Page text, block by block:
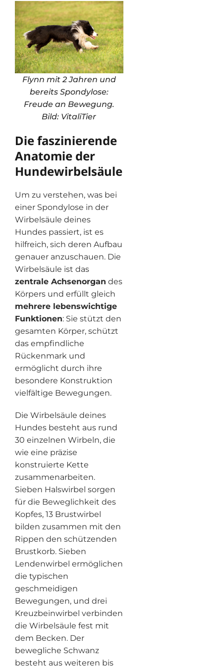
Flynn mit 2 Jahren und
bereits Spondylose:
Freude an Bewegung.
Bild: VitaliTier
Die faszinierende
Anatomie der
Hundewirbelsäule
Um zu verstehen, was bei
einer Spondylose in der
Wirbelsäule deines
Hundes passiert, ist es
hilfreich, sich deren Aufbau
genauer anzuschauen. Die
Wirbelsäule ist das
zentrale Achsenorgan des
Körpers und erfüllt gleich
mehrere lebenswichtige
Funktionen: Sie stützt den
gesamten Körper, schützt
das empfindliche
Rückenmark und
ermöglicht durch ihre
besondere Konstruktion
vielfältige Bewegungen.
Die Wirbelsäule deines
Hundes besteht aus rund
30 einzelnen Wirbeln, die
wie eine präzise
konstruierte Kette
zusammenarbeiten.
Sieben Halswirbel sorgen
für die Beweglichkeit des
Kopfes, 13 Brustwirbel
bilden zusammen mit den
Rippen den schützenden
Brustkorb. Sieben
Lendenwirbel ermöglichen
die typischen
geschmeidigen
Bewegungen, und drei
Kreuzbeinwirbel verbinden
die Wirbelsäule fest mit
dem Becken. Der
bewegliche Schwanz
besteht aus weiteren bis